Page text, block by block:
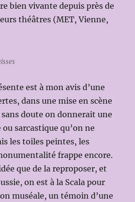
bien vivante depuis près de
théâtres (MET, Vienne,
est à mon avis d’une
dans une mise en scène
doute on donnerait une
sarcastique qu’on ne
les toiles peintes, les
frappe encore.
que de la reproposer, et
on est à la Scala pour
muséale, un témoin d’une